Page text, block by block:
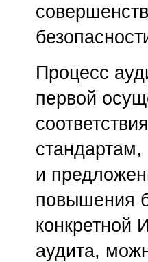
Процесс
первой
и
повышения
конкретной
аудита,